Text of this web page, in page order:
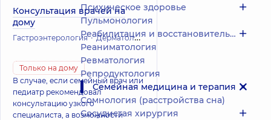
Консультация врачей на
дому
Гастроэнтерология Дерматология Инфекционные болезни
Только на дому
В случае, если семейный врач или
педиатр рекомендовал
консультацию узкого
специалиста, а возможности
Психическое здоровье
Пульмонология
Реабилитация и восстановительное лечение
Реаниматология
Ревматология
Репродуктология
Семейная медицина и терапия
Сомнология (расстройства сна)
Сосудистая хирургия